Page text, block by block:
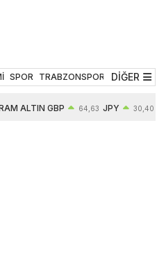
SPOR TRABZONSPOR TEKNOLOJİ
DİĞER
ALTIN GBP 64,63 JPY 30,40